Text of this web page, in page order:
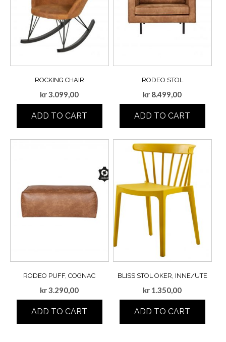
ROCKING CHAIR
kr3.099,00
ADD TO CART
RODEO STOL
kr 8.499,00
ADD TO CART
RODEO PUFF, COGNAC
kr3.290,00
ADD TO CART
BLISS STOL OKER, INNE/UTE
kr 1.350,00
ADD TO CART